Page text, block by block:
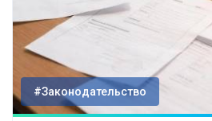
#Законодательство